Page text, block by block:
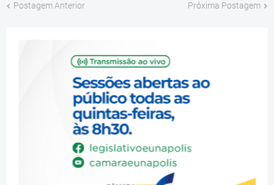
Postagem Anterior Próxima Postagem